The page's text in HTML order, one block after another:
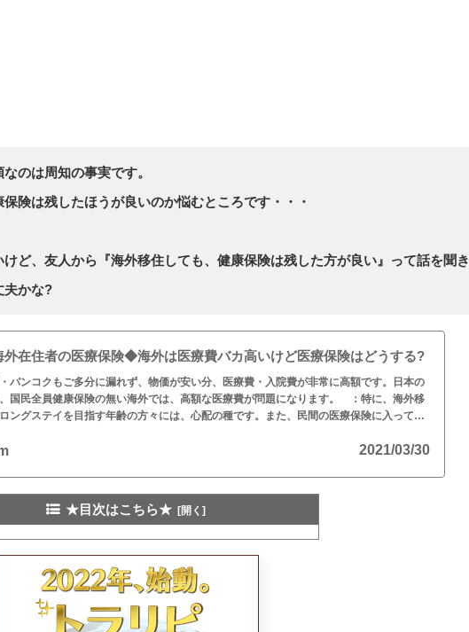
のは周知の事実です。
険は残したほうが良いのか悩むところです・・・
ど、友人から『海外移住しても、健康保険は残した方が良い』って話を聞き
夫かな?
在住者の医療保険◆海外は医療費バカ高いけど医療保険はどうする?
バンコクもご多分に漏れず、物価が安い分、医療費・入院費が非常に高額です。日本の
国民全員健康保険の無い海外では、高額な医療費が問題になります。 ：特に、海外移
ングステイを目指す年齢の方々には、心配の種です。また、民間の医療保険に入って
2021/03/30
★目次はこちら★